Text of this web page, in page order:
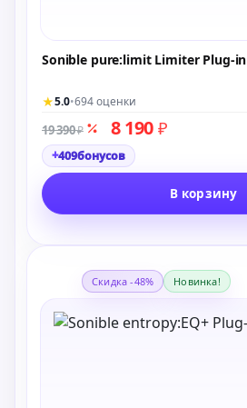
Sonible pure:limit Limiter Plug-in
★5.0•694 оценки
19 390₽ 8 190 ₽
+409бонусов
В корзину
Скидка -48% Новинка!